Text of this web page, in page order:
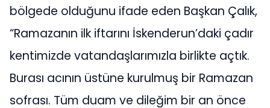
bölgede olduğunu ifade eden Başkan Çalık,
“Ramazanın ilk iftarını İskenderun’daki çadır
kentimizde vatandaşlarımızla birlikte açtık.
Burası acının üstüne kurulmuş bir Ramazan
sofrası. Tüm duam ve dileğim bir an önce